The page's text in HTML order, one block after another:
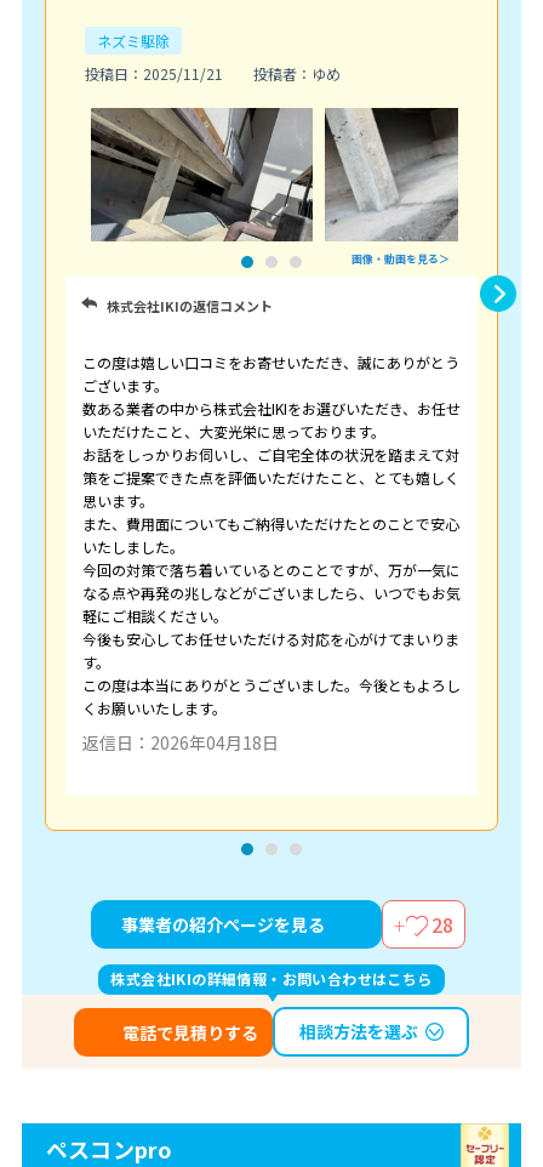
ネズミ駆除
投稿日：2025/11/21
投稿者：ゆめ
画像・動画を見る＞
株式会社IKIの返信コメント
この度は嬉しい口コミをお寄せいただき、誠にありがとう
ございます。
数ある業者の中から株式会社IKIをお選びいただき、お任せ
いただけたこと、大変光栄に思っております。
お話をしっかりお伺いし、ご自宅全体の状況を踏まえて対
策をご提案できた点を評価いただけたこと、とても嬉しく
思います。
また、費用面についてもご納得いただけたとのことで安心
いたしました。
今回の対策で落ち着いているとのことですが、万が一気に
なる点や再発の兆しなどがございましたら、いつでもお気
軽にご相談ください。
今後も安心してお任せいただける対応を心がけてまいりま
す。
この度は本当にありがとうございました。今後ともよろし
くお願いいたします。
返信日：2026年04月18日
事業者の紹介ページを見る 28
株式会社IKIの詳細情報・お問い合わせはこちら
電話で見積りする 相談方法を選ぶ
ペスコンpro